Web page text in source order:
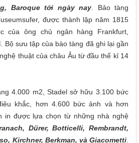
Baroque tới ngày nay . Bảo tàng
được thành lập năm 1815
của ông chủ ngân hàng Frankfurt,
Bộ sưu tập của bào tàng đã ghi lại gần
thuật của châu Âu từ đầu thế kỉ 14
4.000 m2, Stadel sở hữu 3.100 bức
khắc, hơn 4.600 bức ảnh và hơn
in được lựa chọn từ những nhà nghệ
Dürer, Botticelli, Rembrandt,
Kirchner, Berkman, và Giacometti